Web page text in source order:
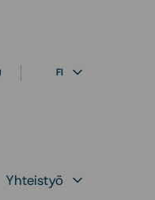
FI
Avaa alavalikko
Yhteistyö